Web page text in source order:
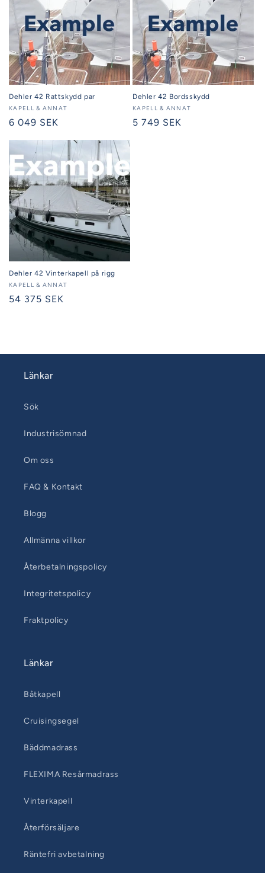
Dehler 42 Rattskydd par
Säljare:
KAPELL & ANNAT
Ordinarie
6 049 SEK
Dehler 42 Bordsskydd
Säljare:
KAPELL & ANNAT
Ordinarie
5 749 SEK
Dehler 42 Vinterkapell på rigg
Säljare:
KAPELL & ANNAT
Ordinarie
54 375 SEK
Länkar
Sök
Industrisömnad
Om oss
FAQ & Kontakt
Blogg
Allmänna villkor
Återbetalningspolicy
Integritetspolicy
Fraktpolicy
Länkar
Båtkapell
Cruisingsegel
Bäddmadrass
FLEXIMA Resårmadrass
Vinterkapell
Återförsäljare
Räntefri avbetalning